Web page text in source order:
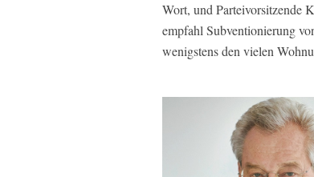
Wort, und Parteivorsitzende
empfahl Subventionierung
wenigstens den vielen